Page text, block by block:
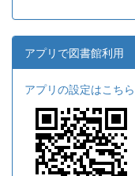
アプリで図書館利用
アプリの設定はこちら